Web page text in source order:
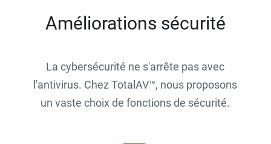
Améliorations sécurité
La cybersécurité ne s'arrête pas avec
l'antivirus. Chez TotalAV™, nous proposons
un vaste choix de fonctions de sécurité.